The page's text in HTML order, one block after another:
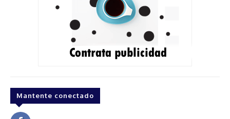
Mantente conectado